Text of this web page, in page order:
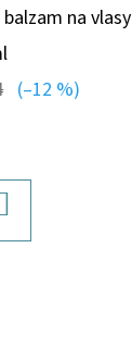
na vlasy
(–12 %)
KOŠÍKA